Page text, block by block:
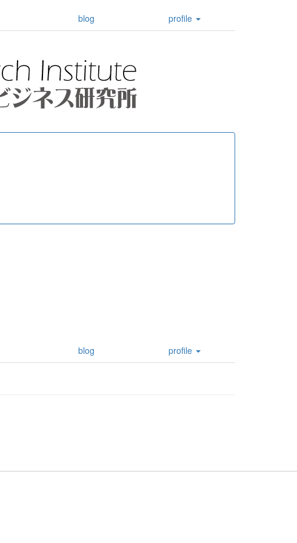
blog profile
blog profile